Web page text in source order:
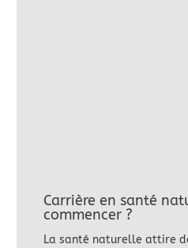
Carrière en santé
commencer ?
La santé naturelle attire